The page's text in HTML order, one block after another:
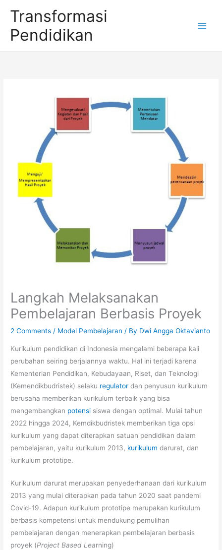
content
Transformasi
Pendidikan
Langkah Melaksanakan
Pembelajaran Berbasis Proyek
2 Comments / Model Pembelajaran / By Dwi Angga Oktavianto
Kurikulum pendidikan di Indonesia mengalami beberapa kali
perubahan seiring berjalannya waktu. Hal ini terjadi karena
Kementerian Pendidikan, Kebudayaan, Riset, dan Teknologi
(Kemendikbudristek) selaku regulatordan penyusun kurikulum
berusaha memberikan kurikulum terbaik yang bisa
mengembangkan potensi siswa dengan optimal. Mulai tahun
2022 hingga 2024, Kemdikbudristek memberikan tiga opsi
kurikulum yang dapat diterapkan satuan pendidikan dalam
pembelajaran, yaitu kurikulum 2013, kurikulumdarurat, dan
kurikulum prototipe.
Kurikulum darurat merupakan penyederhanaan dari kurikulum
2013 yang mulai diterapkan pada tahun 2020 saat pandemi
Covid-19. Adapun kurikulum prototipe merupakan kurikulum
berbasis kompetensi untuk mendukung pemulihan
pembelajaran dengan menerapkan pembelajaran berbasis
proyek (Project Based Learning)